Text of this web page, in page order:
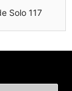
Solo 117